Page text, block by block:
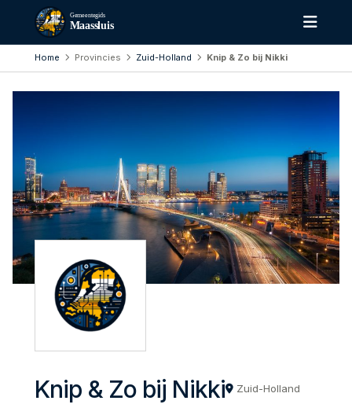
Gemeentegids
Maassluis
Home Provincies Zuid-Holland Knip & Zo bij Nikki
Knip & Zo bij Nikki Zuid-Holland